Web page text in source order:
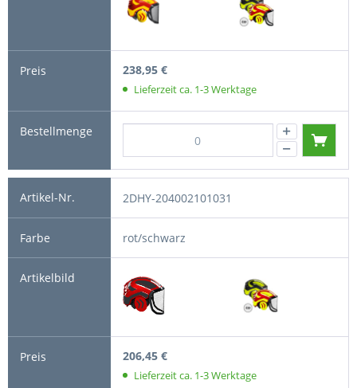
238,95 €
Lieferzeit ca. 1-3 Werktage
2DHY-204002101031
rot/schwarz
206,45 €
Lieferzeit ca. 1-3 Werktage